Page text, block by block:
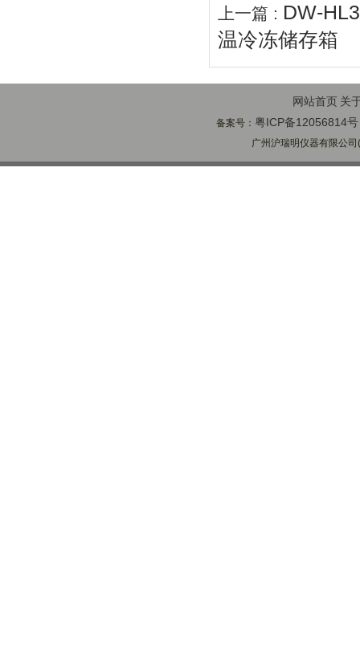
上一篇 : DW-
温冷冻储存箱
网站首页 关
备案号： 粤ICP备12056814号
广州沪瑞明仪器有限公